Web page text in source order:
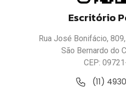
Escritório
Rua José Bonifácio,
São Bernardo do
CEP:
(11)